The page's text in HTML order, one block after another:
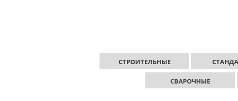
СТРОИТЕЛЬНЫЕ
СВАРОЧНЫЕ